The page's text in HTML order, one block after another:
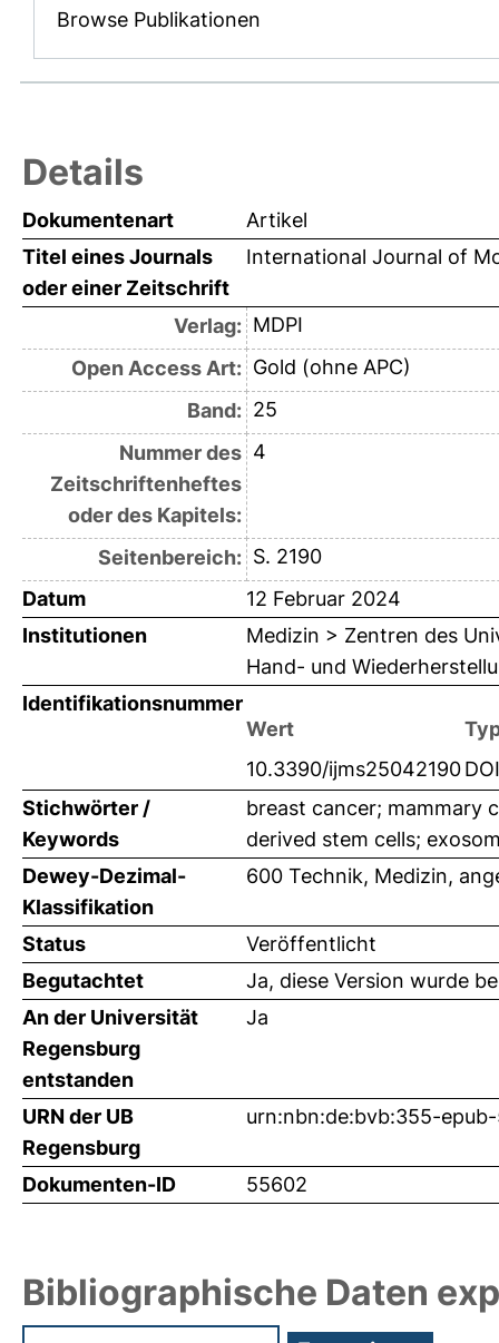
Browse Publikationen
Details
Dokumentenart
Artikel
Titel eines Journals
oder einer Zeitschrift
International Journal of
Verlag: MDPI
Open Access Art: Gold (ohne APC)
Band: 25
Nummer des
Zeitschriftenheftes
oder des Kapitels:
4
Seitenbereich: S. 2190
Datum
12 Februar 2024
Institutionen
Medizin > Zentren des
Hand- und
Identifikationsnummer
Wert
10.3390/ijms25042190DOI
Stichwörter /
Keywords
breast cancer; mammary
derived stem cells;
Dewey-Dezimal-
Klassifikation
600 Technik, Medizin,
Status
Veröffentlicht
Begutachtet
Ja, diese Version wurde
An der Universität
Regensburg
entstanden
Ja
URN der UB
Regensburg
urn:nbn:de:bvb:355-
Dokumenten-ID 55602
Bibliographische Daten